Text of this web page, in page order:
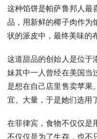
这种馅饼是帕萨鲁邦人最
品，用新鲜的椰子肉作为
状的派皮中，最终美味的
这道甜品的创始人是位于
妹其中一人曾经在美国当
是想在自己店里售卖苹果
宜、大量，于是她们选用
在菲律宾，食物不仅仅是
不仅仅是为了生存，也不